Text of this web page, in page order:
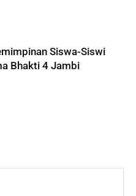
Siswa-Siswi
Bhakti 4 Jambi